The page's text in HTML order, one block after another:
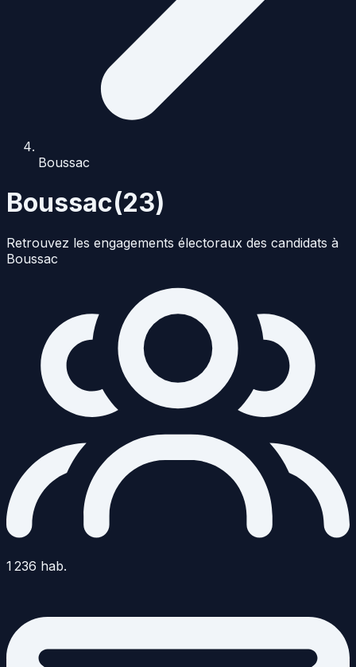
Boussac
Boussac(23)
Retrouvez les engagements électoraux des candidats à
Boussac
1 236 hab.